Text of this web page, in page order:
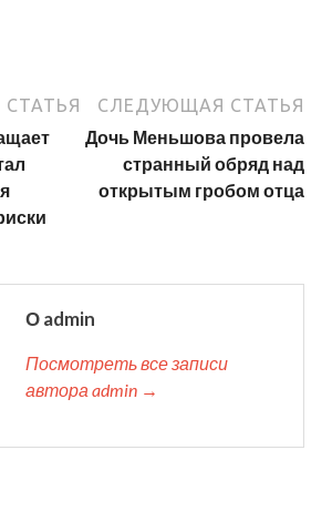
СЛЕДУЮЩАЯ СТАТЬЯ
Дочь Меньшова провела
странный обряд над
открытым гробом отца
О admin
Посмотреть все записи
автора admin →